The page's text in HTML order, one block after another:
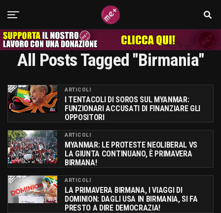
All Posts Tagged "birmania"
ARTICOLI
I TENTACOLI DI SOROS SUL MYANMAR:
FUNZIONARI ACCUSATI DI FINANZIARE GLI
OPPOSITORI
ARTICOLI
MYANMAR: LE PROTESTE NEOLIBERAL VS
LA GIUNTA CONTINUANO, È PRIMAVERA
BIRMANA!
ARTICOLI
LA PRIMAVERA BIRMANA, I VIAGGI DI
DOMINION: DAGLI USA IN BIRMANIA, SI FA
PRESTO A DIRE DEMOCRAZIA!